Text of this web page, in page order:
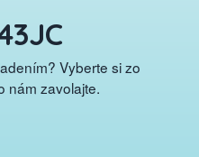
Vyberte si zo
nám zavolajte.